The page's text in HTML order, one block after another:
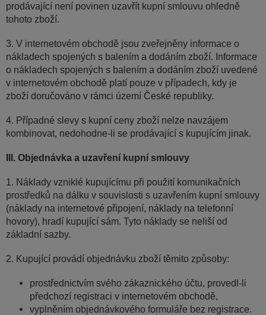
prodávající není povinen uzavřít kupní smlouvu ohledně
tohoto zboží.
3. V internetovém obchodě jsou zveřejněny informace o
nákladech spojených s balením a dodáním zboží. Informace
o nákladech spojených s balením a dodáním zboží uvedené
v internetovém obchodě platí pouze v případech, kdy je
zboží doručováno v rámci území České republiky.
4. Případné slevy s kupní ceny zboží nelze navzájem
kombinovat, nedohodne-li se prodávající s kupujícím jinak.
III. Objednávka a uzavření kupní smlouvy
1. Náklady vzniklé kupujícímu při použití komunikačních
prostředků na dálku v souvislosti s uzavřením kupní smlouvy
(náklady na internetové připojení, náklady na telefonní
hovory), hradí kupující sám. Tyto náklady se neliší od
základní sazby.
2. Kupující provádí objednávku zboží těmito způsoby:
prostřednictvím svého zákaznického účtu, provedl-li
předchozí registraci v internetovém obchodě,
vyplněním objednávkového formuláře bez registrace.